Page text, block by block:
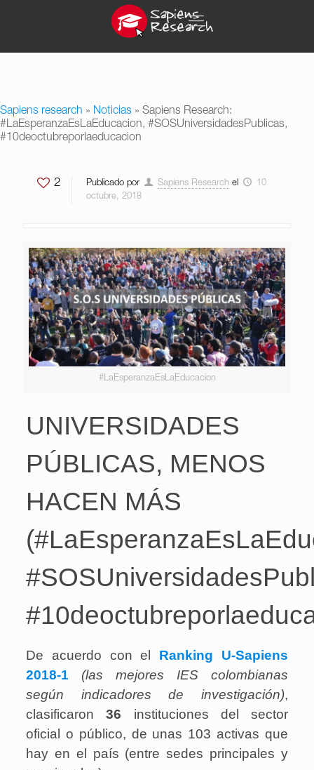
Sapiens research » Noticias » Sapiens Research:
#LaEsperanzaEsLaEducacion, #SOSUniversidadesPublicas,
#10deoctubreporlaeducacion
2 Publicado por Sapiens Research el
10
octubre, 2018
#LaEsperanzaEsLaEducacion
UNIVERSIDADES
PÚBLICAS, MENOS
HACEN MÁS
De acuerdo con el Ranking U-Sapiens
2018-1
(las mejores IES colombianas
según indicadores de investigación),
clasificaron36 instituciones del sector
oficial o público, de unas 103 activas que
hay en el país (entre sedes principales y